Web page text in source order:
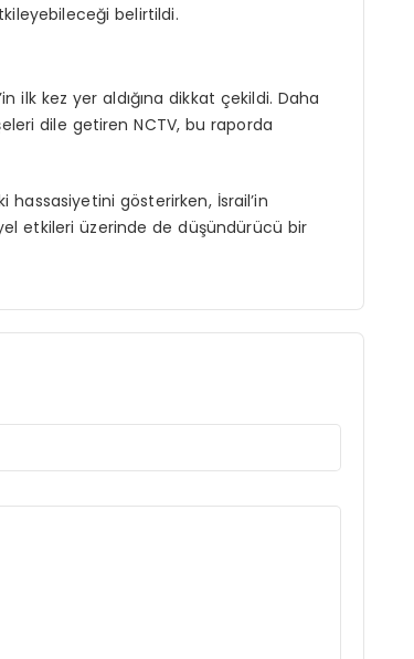
belirtildi.
ilk kez yer aldığına dikkat çekildi. Daha
dile getiren NCTV, bu raporda
hassasiyetini gösterirken, İsrail’in
etkileri üzerinde de düşündürücü bir